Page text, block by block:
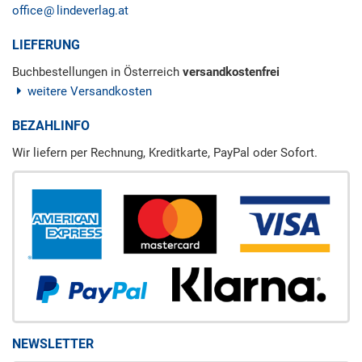
office
lindeverlag.at
LIEFERUNG
Buchbestellungen in Österreich versandkostenfrei
weitere Versandkosten
BEZAHLINFO
Wir liefern per Rechnung, Kreditkarte, PayPal oder Sofort.
NEWSLETTER